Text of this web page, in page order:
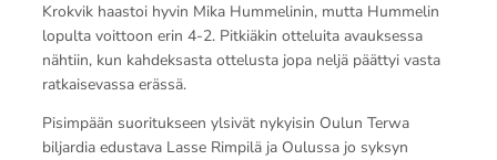
Krokvik haastoi hyvin Mika Hummelinin, mutta Hummelin
lopulta voittoon erin 4-2. Pitkiäkin otteluita avauksessa
nähtiin, kun kahdeksasta ottelusta jopa neljä päättyi vasta
ratkaisevassa erässä.
Pisimpään suoritukseen ylsivät nykyisin Oulun Terwa
biljardia edustava Lasse Rimpilä ja Oulussa jo syksyn